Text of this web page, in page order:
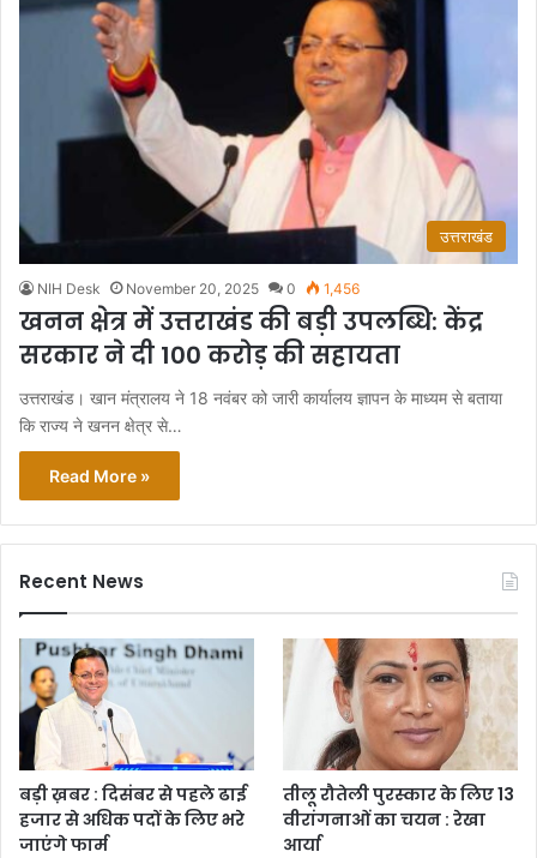
उत्तराखंड
NIH Desk November 20, 2025 0 1,456
खनन क्षेत्र में उत्तराखंड की बड़ी उपलब्धि: केंद्र
सरकार ने दी 100 करोड़ की सहायता
उत्तराखंड। खान मंत्रालय ने 18 नवंबर को जारी कार्यालय ज्ञापन के माध्यम से बताया
कि राज्य ने खनन क्षेत्र से…
Read More »
Recent News
बड़ी ख़बर : दिसंबर से पहले ढाई
हजार से अधिक पदों के लिए भरे
जाएंगे फार्म
तीलू रौतेली पुरस्कार के लिए 13
वीरांगनाओं का चयन : रेखा
आर्या